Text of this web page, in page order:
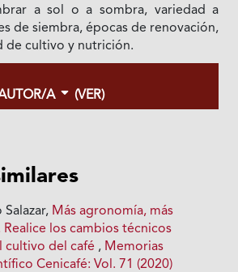
a sol o a sombra, variedad a
de siembra, épocas de renovación,
de cultivo y nutrición.
A (VER)
Más agronomía, más
los cambios técnicos
cultivo del café , Memorias
Cenicafé: Vol. 71 (2020)